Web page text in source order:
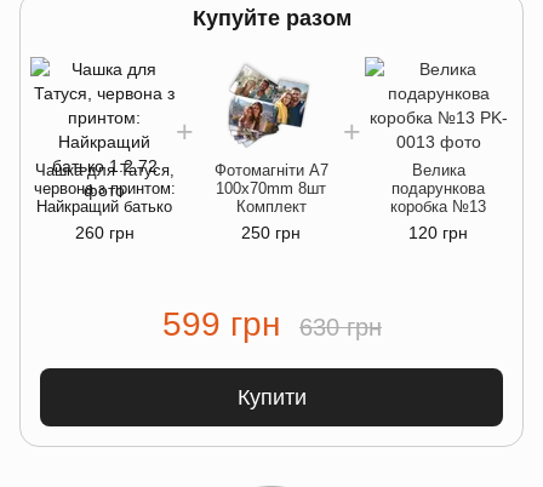
Купуйте разом
Чашка для Татуся,
червона з принтом:
Найкращий батько
260 грн
Фотомагніти A7
100x70mm 8шт
Комплект
250 грн
Велика
подарункова
коробка №13
120 грн
599 грн 630 грн
Купити